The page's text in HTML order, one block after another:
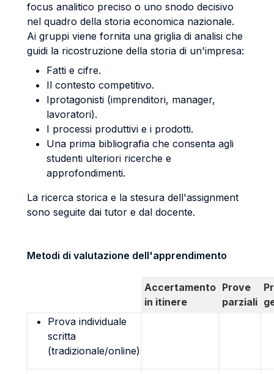
focus analitico preciso o uno snodo decisivo
nel quadro della storia economica nazionale.
Ai gruppi viene fornita una griglia di analisi che
guidi la ricostruzione della storia di un'impresa:
Fatti e cifre.
Il contesto competitivo.
Iprotagonisti (imprenditori, manager,
lavoratori).
I processi produttivi e i prodotti.
Una prima bibliografia che consenta agli
studenti ulteriori ricerche e
approfondimenti.
La ricerca storica e la stesura dell'assignment
sono seguite dai tutor e dal docente.
Metodi di valutazione dell'apprendimento
Accertamento
in itinere
Prove
parziali
Prova individuale
scritta
(tradizionale/online)